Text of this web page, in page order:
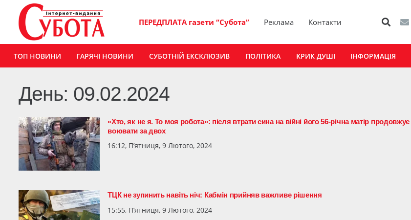
ПЕРЕДПЛАТА газети “Субота” Реклама Контакти
ТОП НОВИНИ ГАРЯЧІ НОВИНИ СУБОТНІЙ ЕКСКЛЮЗИВ ПОЛІТИКА КРИК ДУШІ ІНФОРМАЦІЯ
День: 09.02.2024
«Хто, як не я. То моя робота»: після втрати сина на війні його 56-річна матір продовжує
воювати за двох
16:12, П’ятниця, 9 Лютого, 2024
ТЦК не зупинить навіть ніч: Кабмін прийняв важливе рішення
15:55, П’ятниця, 9 Лютого, 2024